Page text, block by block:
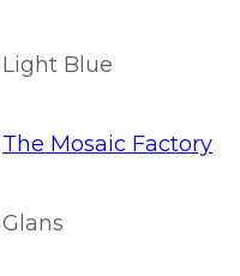
Light Blue
The Mosaic Factory
Glans